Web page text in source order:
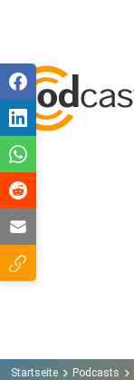
Startseite Podcasts